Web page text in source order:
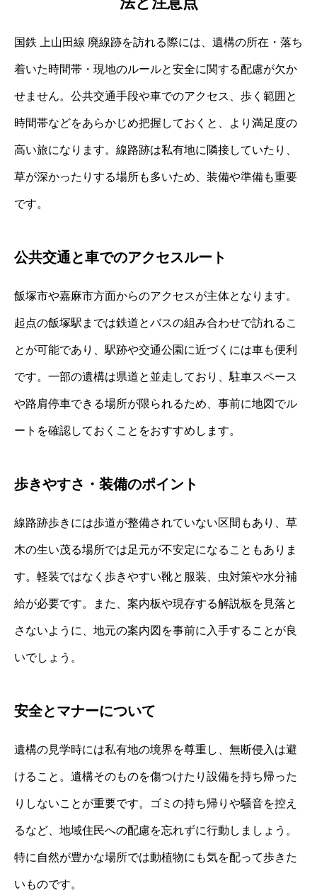
国鉄 上山田線 廃線跡を訪れる際には、遺構の所在・落ち
着いた時間帯・現地のルールと安全に関する配慮が欠か
せません。公共交通手段や車でのアクセス、歩く範囲と
時間帯などをあらかじめ把握しておくと、より満足度の
高い旅になります。線路跡は私有地に隣接していたり、
草が深かったりする場所も多いため、装備や準備も重要
です。
公共交通と車でのアクセスルート
飯塚市や嘉麻市方面からのアクセスが主体となります。
起点の飯塚駅までは鉄道とバスの組み合わせで訪れるこ
とが可能であり、駅跡や交通公園に近づくには車も便利
です。一部の遺構は県道と並走しており、駐車スペース
や路肩停車できる場所が限られるため、事前に地図でル
ートを確認しておくことをおすすめします。
歩きやすさ・装備のポイント
線路跡歩きには歩道が整備されていない区間もあり、草
木の生い茂る場所では足元が不安定になることもありま
す。軽装ではなく歩きやすい靴と服装、虫対策や水分補
給が必要です。また、案内板や現存する解説板を見落と
さないように、地元の案内図を事前に入手することが良
いでしょう。
安全とマナーについて
遺構の見学時には私有地の境界を尊重し、無断侵入は避
けること。遺構そのものを傷つけたり設備を持ち帰った
りしないことが重要です。ゴミの持ち帰りや騒音を控え
るなど、地域住民への配慮を忘れずに行動しましょう。
特に自然が豊かな場所では動植物にも気を配って歩きた
いものです。